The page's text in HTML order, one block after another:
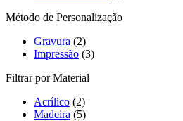
Método de Personalização
Gravura (2)
Impressão (3)
Filtrar por Material
Acrílico (2)
Madeira (5)